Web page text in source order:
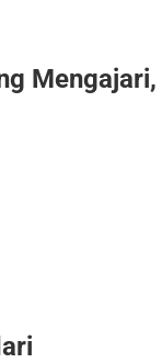
Mengajari,